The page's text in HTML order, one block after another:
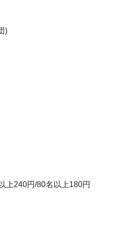
)
上240円/80名以上180円